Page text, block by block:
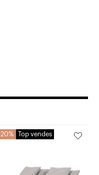
20% Top vendes